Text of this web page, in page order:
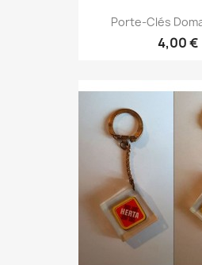
Porte-Clés
4,00 €